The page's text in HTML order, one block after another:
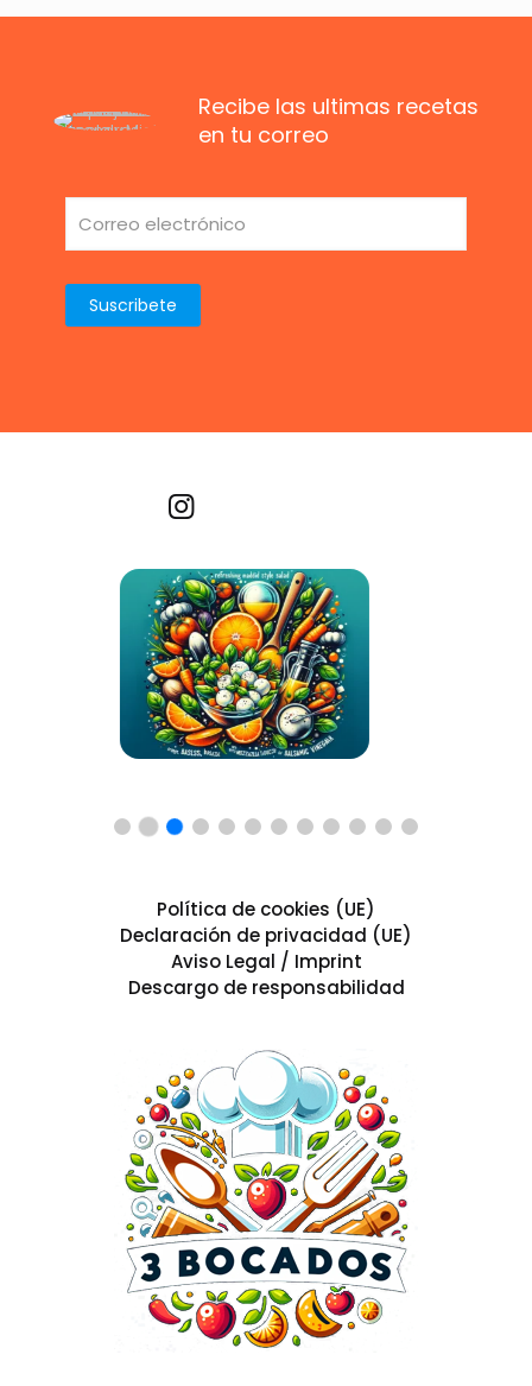
Recibe las ultimas recetas
en tu correo
Política de cookies (UE)
Declaración de privacidad (UE)
Aviso Legal / Imprint
Descargo de responsabilidad